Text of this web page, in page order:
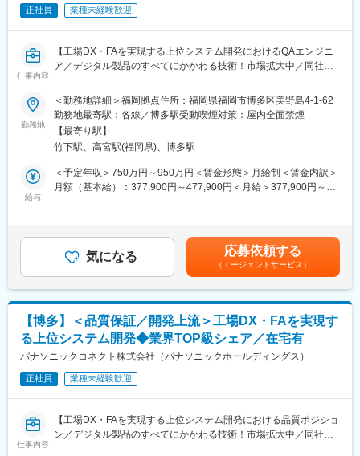
・モバイル通信技術者としてプライドをもって仕事を進められる
きる方
【品質保証部】ハードウェアからソフトウェア、ソリューション
サービスに至るまで、開発の上流工程から市場に出た後まで、一
ーバルな市場の品質課題解決を迅速に進め、お客様の信頼を獲得
することが私たちのミッションです。変化点やバラツキを的確に
現を目指します。
■職場の雰囲気：
経験豊富な社員が多く、落ち着いた環境でじっくり業務に取り組
な製品知識や多様なバックグラウンドを持つメンバーがそれぞれ
の専門性を尊重し合っています。年齢や役職に関係なくフラット
■転居、お住まいに関する補助：
転職にあたり引っ越しを要する場合、通勤1.5時間以上の場所にお
住まいの場合、現職で社宅や寮にお住まいの場合、いずれかに当
てはまれば、社宅貸与もしくは住宅費補助制度の対象になりま
す。その場合引っ越し手当についても当社にて負担いたします。
正社員 業種未経験歓迎
仕事内容
【工場DX・FAを実現する上位システム開発におけるQAエンジニ
ア／デジタル製品のすべてにかかわる技術！市場拡大中／同社の
ブ型雇用・公募異動制度・リスキリングなど様々な制度が充実】
■具体的な業務：
・要件定義/設計内容に対する品質観点でのレビュー
・テスト戦略/テスト方針/テスト計画の策定
・テスト設計（テストケース作成）およびテスト実施
・不具合の分析、再発防止に向けたテスト品質改善提案
プロセス、FPD製造プロセスにおいて、モノづくり技術を駆使し
た最先端の生産設備やソフトウェア、O&Mソリューションなどの
提供で、お客様の工場全体の製造プロセスを最適化し、高生産性/
装・半導体・FPD製造向け生産設備において、エッジデバイスの
組込みソフトおよび周辺システムのアプリケーションソフトを開
発する部門です。設備の価値を最大化し、ファインプロセスコン
トロールやAutonomous Factoryの実現を通じて、顧客工場全体の
■職場の雰囲気：
命感を持ち、年齢や役職に関係なくフラットに議論できる風土で
す。キャリア採用者も多く、多様なバックグラウンドを尊重しな
勤務地
＜勤務地詳細＞福岡拠点住所：福岡県福岡市博多区美野島4-1-62
勤務地最寄駅：各線／博多駅受動喫煙対策：屋内全面禁煙
【最寄り駅】
竹下駅、高宮駅(福岡県)、博多駅
給与
＜予定年収＞750万円～950万円＜賃金形態＞月給制＜賃金内訳＞
月額（基本給）：377,900円～477,900円＜月給＞377,900円～
の金額であり、選考を通じて上下する可能性があります。月給(月
額)は固定手当を含めた表記です。
気になる 応募依頼する
（エージェントサービス）
【博多】＜品質保証／開発上流＞工場DX・FAを実現す
る上位システム開発◆業界TOP級シェア／在宅有
パナソニックコネクト株式会社（パナソニックホールディングス）
正社員 業種未経験歓迎
仕事内容
【工場DX・FAを実現する上位システム開発における品質ポジショ
ン／デジタル製品のすべてにかかわる技術！市場拡大中／同社の